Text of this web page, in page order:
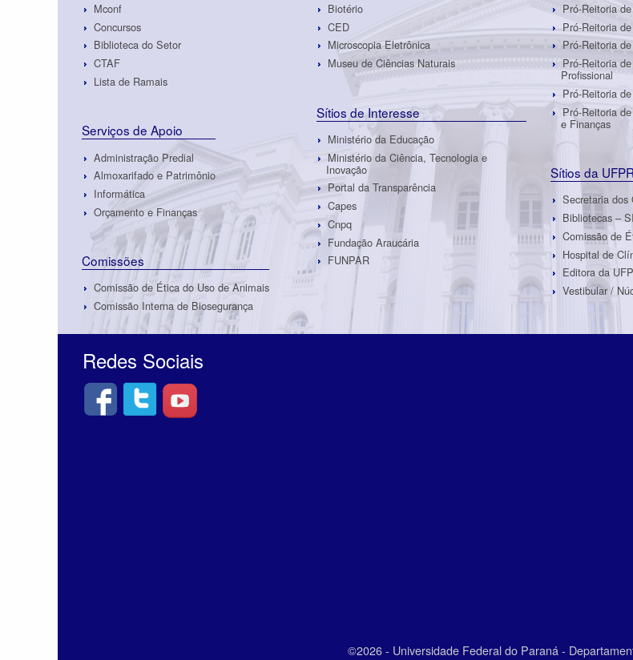
Mconf
Concursos
Biblioteca do Setor
CTAF
Lista de Ramais
Serviços de Apoio
Administração Predial
Almoxarifado e Patrimônio
Informática
Orçamento e Finanças
Comissões
Comissão de Ética do Uso de Animais
Comissão Interna de Biosegurança
Biotério
CED
Microscopia Eletrônica
Museu de Ciências Naturais
Sítios de Interesse
Ministério da Educação
Ministério da Ciência, Tecnologia e
Inovação
Portal da Transparência
Capes
Cnpq
Fundação Araucária
FUNPAR
Pró-Reitoria
Pró-Reitoria
Pró-Reitoria
Pró-Reitoria
Profissional
Pró-Reitoria
Pró-Reitoria
e Finanças
Sítios da UFPR
Secretaria dos
Bibliotecas –
Comissão de
Hospital de
Editora da
Vestibular /
Redes Sociais
©2026 - Universidade Federal do Paraná -